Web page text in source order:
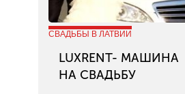
СВАДЬБЫ В ЛАТВИИ
LUXRENT- МАШИНА
НА СВАДЬБУ